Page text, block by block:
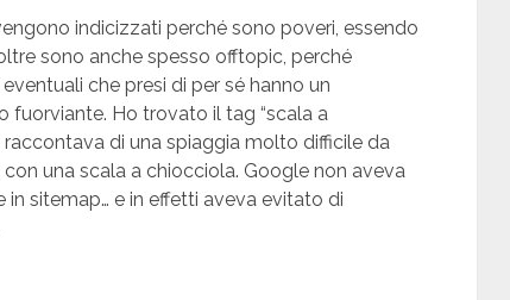
indicizzati perché sono poveri, essendo
sono anche spesso offtopic, perché
che presi di per sé hanno un
Ho trovato il tag “scala a
di una spiaggia molto difficile da
una scala a chiocciola. Google non aveva
sitemap… e in effetti aveva evitato di